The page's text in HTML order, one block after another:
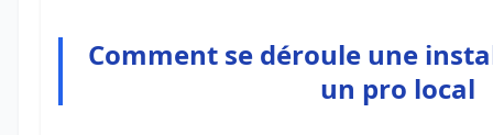
Comment se déroule une
un pro local